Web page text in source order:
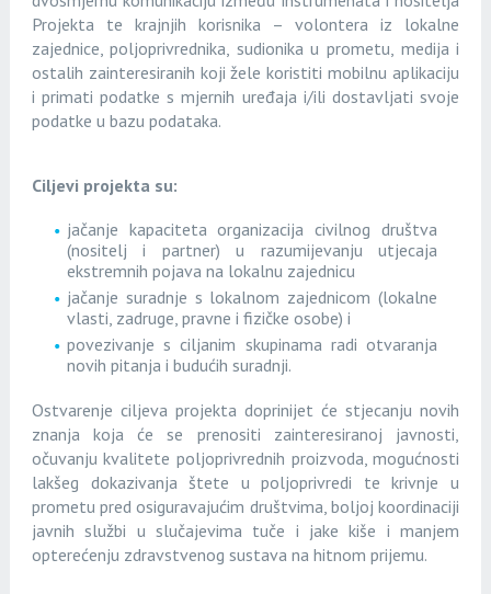
Projekta te krajnjih korisnika – volontera iz lokalne
zajednice, poljoprivrednika, sudionika u prometu, medija i
ostalih zainteresiranih koji žele koristiti mobilnu aplikaciju
i primati podatke s mjernih uređaja i/ili dostavljati svoje
podatke u bazu podataka.
Ciljevi projekta su:
jačanje kapaciteta organizacija civilnog društva
(nositelj i partner) u razumijevanju utjecaja
ekstremnih pojava na lokalnu zajednicu
jačanje suradnje s lokalnom zajednicom (lokalne
vlasti, zadruge, pravne i fizičke osobe) i
povezivanje s ciljanim skupinama radi otvaranja
novih pitanja i budućih suradnji.
Ostvarenje ciljeva projekta doprinijet će stjecanju novih
znanja koja će se prenositi zainteresiranoj javnosti,
očuvanju kvalitete poljoprivrednih proizvoda, mogućnosti
lakšeg dokazivanja štete u poljoprivredi te krivnje u
prometu pred osiguravajućim društvima, boljojkoordinaciji
javnih službi u slučajevima tuče i jake kiše i manjem
opterećenju zdravstvenog sustava na hitnom prijemu.